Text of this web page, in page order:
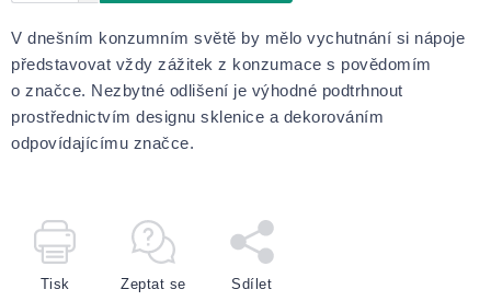
V dnešním konzumním světě by mělo vychutnání si nápoje
představovat vždy zážitek z konzumace s povědomím
o značce. Nezbytné odlišení je výhodné podtrhnout
prostřednictvím designu sklenice a dekorováním
odpovídajícímu značce.
Tisk Zeptat se Sdílet